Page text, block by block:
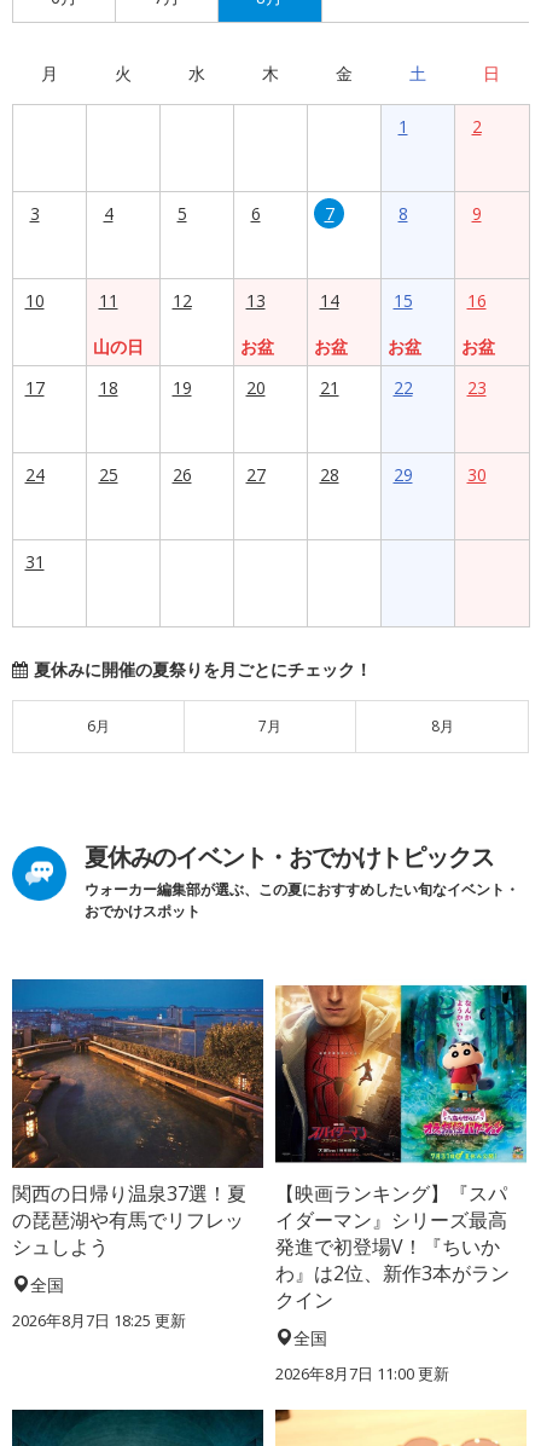
月 火 水 木 金 土 日
1 2
3 4 5 6 7 8 9
10
11
山の日
12
13
お盆
14
お盆
15
お盆
16
お盆
17
18 19 20 21 22 23
24 25 26 27 28 29 30
31
夏休みに開催の夏祭りを月ごとにチェック！
6月 7月 8月
夏休みのイベント・おでかけトピックス
ウォーカー編集部が選ぶ、この夏におすすめしたい旬なイベント・
おでかけスポット
関西の日帰り温泉37選！夏
の琵琶湖や有馬でリフレッ
シュしよう
全国
2026年8月7日 18:25 更新
【映画ランキング】『スパ
イダーマン』シリーズ最高
発進で初登場V！『ちいか
わ』は2位、新作3本がラン
クイン
全国
2026年8月7日 11:00更新